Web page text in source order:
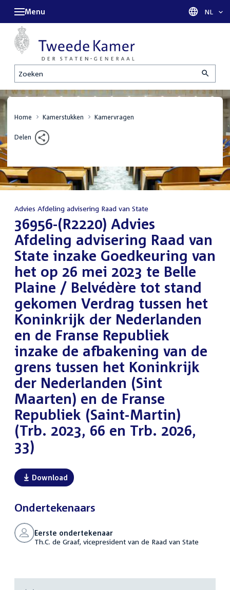
Zoeken
Menu Taal
NL
Home Kamerstukken Kamervragen
Delen
Advies Afdeling advisering Raad van State
:36956-(R2220) Advies
Afdeling advisering Raad van
State inzake Goedkeuring van
het op 26 mei 2023 te Belle
Plaine / Belvédère tot stand
gekomen Verdrag tussen het
Koninkrijk der Nederlanden
en de Franse Republiek
inzake de afbakening van de
grens tussen het Koninkrijk
der Nederlanden (Sint
Maarten) en de Franse
Republiek (Saint-Martin)
(Trb. 2023, 66 en Trb. 2026,
33)
Download
Ondertekenaars
Eerste ondertekenaar
Th.C. de Graaf, vicepresident van de Raad van State